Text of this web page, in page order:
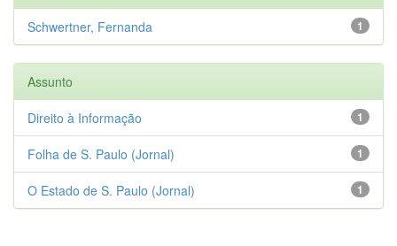
1
Schwertner, Fernanda
Assunto
1
Direito à Informação
1
Folha de S. Paulo (Jornal)
1
O Estado de S. Paulo (Jornal)